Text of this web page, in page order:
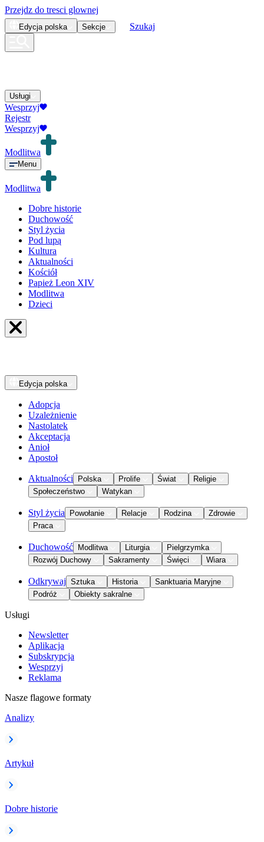
Przejdz do tresci glownej
Edycja polska Sekcje Szukaj
Usługi
Wesprzyj
Rejestr
Wesprzyj
Modlitwa
Menu
Modlitwa
Dobre historie
Duchowość
Styl życia
Pod lupą
Kultura
Aktualności
Kościół
Papież Leon XIV
Modlitwa
Dzieci
Edycja polska
Adopcja
Uzależnienie
Nastolatek
Akceptacja
Anioł
Apostoł
Aktualności Polska Prolife Świat
Religie
Społeczeństwo
Watykan
Styl życia Powołanie Relacje Rodzina
Zdrowie
Praca
Duchowość Modlitwa Liturgia
Pielgrzymka
Rozwój Duchowy
Sakramenty Święci Wiara
Odkrywaj Sztuka Historia
Sanktuaria Maryjne
Podróż
Obiekty sakralne
Usługi
Newsletter
Aplikacja
Subskrypcja
Wesprzyj
Reklama
Nasze flagowe formaty
Analizy
Artykuł
Dobre historie